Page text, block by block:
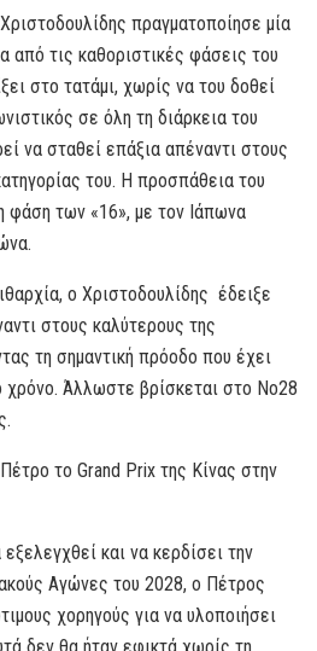
πραγματοποίησε μία
από τις καθοριστικές φάσεις του
στο τατάμι, χωρίς να του δοθεί
σε όλη τη διάρκεια του
να σταθεί επάξια απέναντι στους
του. Η προσπάθεια του
φάση των «16», με τον Ιάπωνα
ο Χριστοδουλίδης έδειξε
στους καλύτερους της
τη σημαντική πρόοδο που έχει
χρόνο. Άλλωστε βρίσκεται στο Νο28
το Grand Prix της Κίνας στην
και να κερδίσει την
Αγώνες του 2028, ο Πέτρος
χορηγούς για να υλοποιήσει
δεν θα ήταν εφικτά χωρίς τη